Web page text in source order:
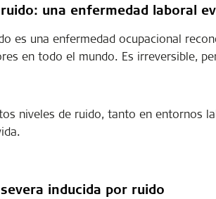
una enfermedad laboral
es una enfermedad ocupacional
en todo el mundo. Es irreversible,
niveles de ruido, tanto en entornos
inducida por ruido